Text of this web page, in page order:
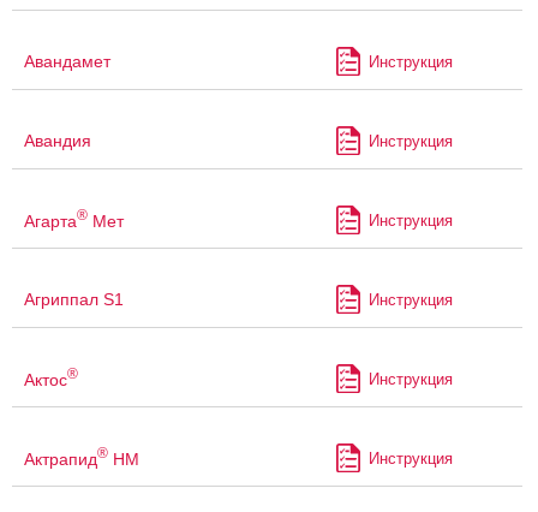
Авандамет Инструкция
Авандия Инструкция
Агарта® Мет Инструкция
Агриппал S1 Инструкция
Актос® Инструкция
Актрапид® НМ Инструкция